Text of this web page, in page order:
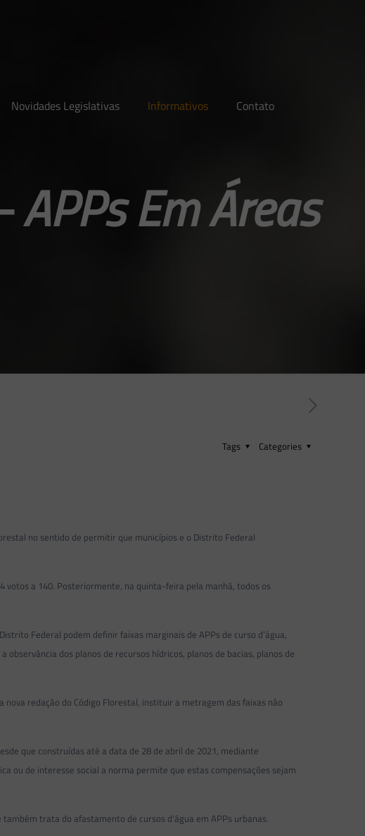
Novidades Legislativas Informativos Contato
Em Áreas
Categories
Tags
no sentido de permitir que municípios e o Distrito Federal
votos a 140. Posteriormente, na quinta-feira pela manhã, todos os
Federal podem definir faixas marginais de APPs de curso d’água,
dos planos de recursos hídricos, planos de bacias, planos de
redação do Código Florestal, instituir a metragem das faixas não
que construídas até a data de 28 de abril de 2021, mediante
ou de interesse social a norma permite que estas compensações sejam
trata do afastamento de cursos d’água em APPs urbanas.